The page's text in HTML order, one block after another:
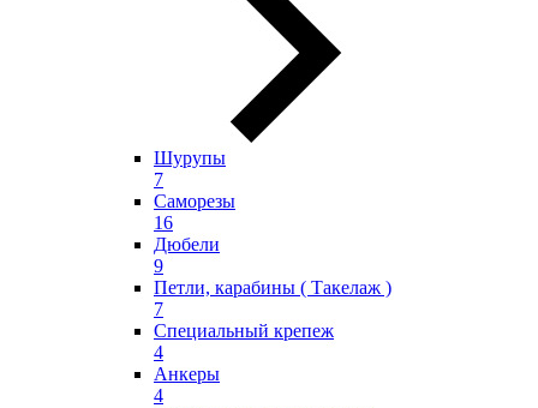
Шурупы
7
Саморезы
16
Дюбели
9
Петли, карабины ( Такелаж )
7
Специальный крепеж
4
Анкеры
4